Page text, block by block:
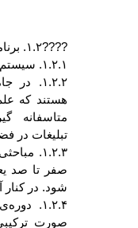
????۱.۲. برنامه‌ی علمی
۱.۲.۱. سیستم هندزآن محور باشد.
۱.۲.۲.
هستند که
متاسفانه
تبلیغات در
۱.۲.۳.
صفر تا صد
شود. در کنار
صورت